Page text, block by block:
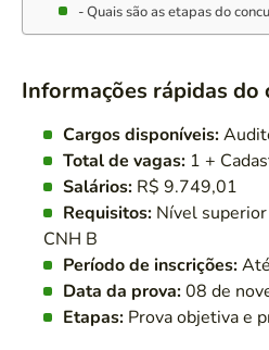
Quais são as etapas do
Informações rápidas do
Cargos disponíveis:
Total de vagas: 1 +
Salários: R$ 9.749,01
Requisitos: Nível
CNH B
Período de inscrições:
Data da prova:08 de
Etapas: Prova objetiva e